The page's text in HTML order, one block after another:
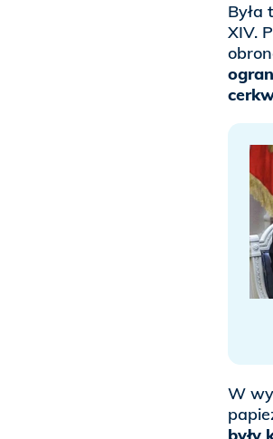
Była
XIV.
W